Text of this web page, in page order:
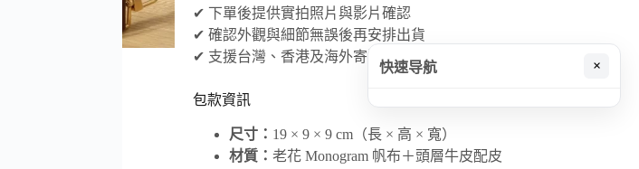
✔ 下單後提供實拍照片與影片確認
✔ 確認外觀與細節無誤後再安排出貨
✔ 支援台灣、香港及海外寄送
包款資訊
尺寸： 19 × 9 × 9 cm（長 × 高 × 寬）
材質：老花 Monogram 帆布＋頭層牛皮配皮
快速导航 ×